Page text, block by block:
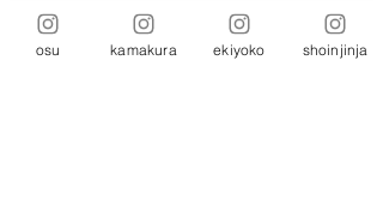
osu kamakura ekiyoko shoinjinja